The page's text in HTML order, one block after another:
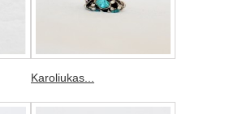
Karoliukas...